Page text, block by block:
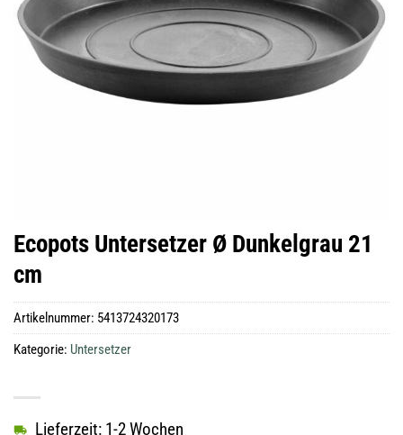
Ecopots Untersetzer Ø Dunkelgrau 21
cm
Lieferzeit: 1-2 Wochen
Artikelnummer: 5413724320173
Kategorie: Untersetzer